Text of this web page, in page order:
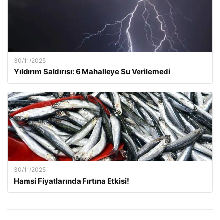
30/11/2025
Yıldırım Saldırısı: 6 Mahalleye Su Verilemedi
30/11/2025
Hamsi Fiyatlarında Fırtına Etkisi!